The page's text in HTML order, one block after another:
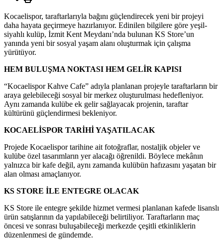
Kocaelispor, taraftarlarıyla bağını güçlendirecek yeni bir projeyi
daha hayata geçirmeye hazırlanıyor. Edinilen bilgilere göre yeşil-
siyahlı kulüp, İzmit Kent Meydanı’nda bulunan KS Store’un
yanında yeni bir sosyal yaşam alanı oluşturmak için çalışma
yürütüyor.
HEM BULUŞMA NOKTASI HEM GELİR KAPISI
“Kocaelispor Kahve Cafe” adıyla planlanan projeyle taraftarların bir
araya gelebileceği sosyal bir merkez oluşturulması hedefleniyor.
Aynı zamanda kulübe ek gelir sağlayacak projenin, taraftar
kültürünü güçlendirmesi bekleniyor.
KOCAELİSPOR TARİHİ YAŞATILACAK
Projede Kocaelispor tarihine ait fotoğraflar, nostaljik objeler ve
kulübe özel tasarımların yer alacağı öğrenildi. Böylece mekânın
yalnızca bir kafe değil, aynı zamanda kulübün hafızasını yaşatan bir
alan olması amaçlanıyor.
KS STORE İLE ENTEGRE OLACAK
KS Store ile entegre şekilde hizmet vermesi planlanan kafede lisanslı
ürün satışlarının da yapılabileceği belirtiliyor. Taraftarların maç
öncesi ve sonrası buluşabileceği merkezde çeşitli etkinliklerin
düzenlenmesi de gündemde.